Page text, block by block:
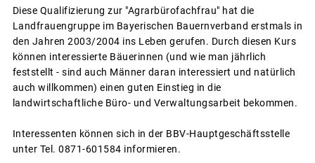
Diese Qualifizierung zur "Agrarbürofachfrau" hat die
Landfrauengruppe im Bayerischen Bauernverband erstmals in
den Jahren 2003/2004 ins Leben gerufen. Durch diesen Kurs
können interessierte Bäuerinnen (und wie man jährlich
feststellt - sind auch Männer daran interessiert und natürlich
auch willkommen) einen guten Einstieg in die
landwirtschaftliche Büro- und Verwaltungsarbeit bekommen.
Interessenten können sich in der BBV-Hauptgeschäftsstelle
unter Tel. 0871-601584 informieren.